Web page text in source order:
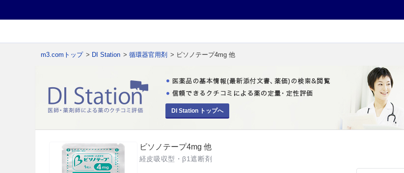
m3.comトップ > DI Station > 循環器官用剤 > ビソノテープ4mg 他
DI Station トップへ
ビソノテープ4mg 他
経皮吸収型・β1遮断剤